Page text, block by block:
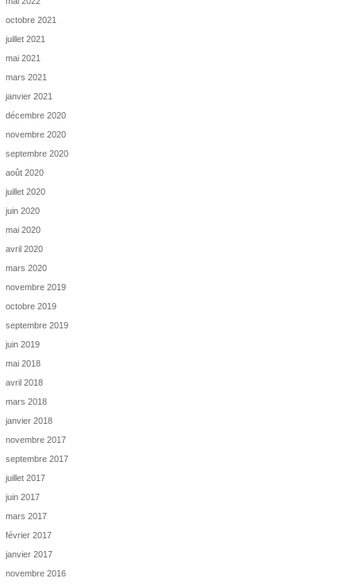
octobre 2021
juillet 2021
mai 2021
mars 2021
janvier 2021
décembre 2020
novembre 2020
septembre 2020
août 2020
juillet 2020
juin 2020
mai 2020
avril 2020
mars 2020
novembre 2019
octobre 2019
septembre 2019
juin 2019
mai 2018
avril 2018
mars 2018
janvier 2018
novembre 2017
septembre 2017
juillet 2017
juin 2017
mars 2017
février 2017
janvier 2017
novembre 2016